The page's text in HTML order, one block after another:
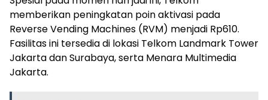
memberikan peningkatan poin aktivasi pada
Reverse Vending Machines (RVM) menjadi Rp610.
Fasilitas ini tersedia di lokasi Telkom Landmark Tower
Jakarta dan Surabaya, serta Menara Multimedia
Jakarta.